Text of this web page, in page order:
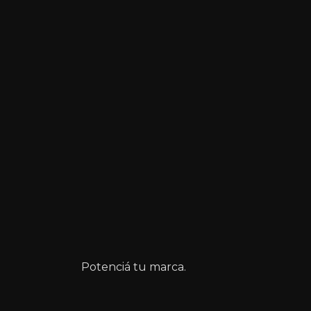
Potenciá tu marca.
Descubrí tu identidad visual.